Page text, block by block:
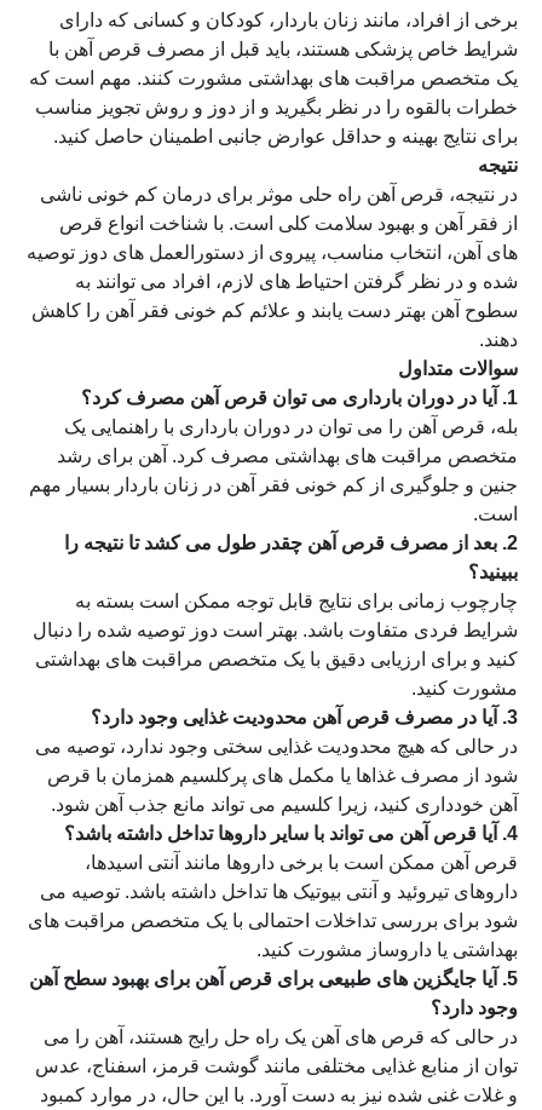
برخی از افراد، مانند زنان باردار، کودکان و کسانی که دارای
شرایط خاص پزشکی هستند، باید قبل از مصرف قرص آهن با
یک متخصص مراقبت های بهداشتی مشورت کنند. مهم است که
خطرات بالقوه را در نظر بگیرید و از دوز و روش تجویز مناسب
برای نتایج بهینه و حداقل عوارض جانبی اطمینان حاصل کنید.
نتیجه
در نتیجه، قرص آهن راه حلی موثر برای درمان کم خونی ناشی
از فقر آهن و بهبود سلامت کلی است. با شناخت انواع قرص
های آهن، انتخاب مناسب، پیروی از دستورالعمل های دوز توصیه
شده و در نظر گرفتن احتیاط های لازم، افراد می توانند به
سطوح آهن بهتر دست یابند و علائم کم خونی فقر آهن را کاهش
دهند.
سوالات متداول
1. آیا در دوران بارداری می توان قرص آهن مصرف کرد؟
بله، قرص آهن را می توان در دوران بارداری با راهنمایی یک
متخصص مراقبت های بهداشتی مصرف کرد. آهن برای رشد
جنین و جلوگیری از کم خونی فقر آهن در زنان باردار بسیار مهم
است.
2. بعد از مصرف قرص آهن چقدر طول می کشد تا نتیجه را
ببینید؟
چارچوب زمانی برای نتایج قابل توجه ممکن است بسته به
شرایط فردی متفاوت باشد. بهتر است دوز توصیه شده را دنبال
کنید و برای ارزیابی دقیق با یک متخصص مراقبت های بهداشتی
مشورت کنید.
3. آیا در مصرف قرص آهن محدودیت غذایی وجود دارد؟
در حالی که هیچ محدودیت غذایی سختی وجود ندارد، توصیه می
شود از مصرف غذاها یا مکمل های پرکلسیم همزمان با قرص
آهن خودداری کنید، زیرا کلسیم می تواند مانع جذب آهن شود.
4. آیا قرص آهن می تواند با سایر داروها تداخل داشته باشد؟
قرص آهن ممکن است با برخی داروها مانند آنتی اسیدها،
داروهای تیروئید و آنتی بیوتیک ها تداخل داشته باشد. توصیه می
شود برای بررسی تداخلات احتمالی با یک متخصص مراقبت های
بهداشتی یا داروساز مشورت کنید.
5. آیا جایگزین های طبیعی برای قرص آهن برای بهبود سطح آهن
وجود دارد؟
در حالی که قرص های آهن یک راه حل رایج هستند، آهن را می
توان از منابع غذایی مختلفی مانند گوشت قرمز، اسفناج، عدس
و غلات غنی شده نیز به دست آورد. با این حال، در موارد کمبود